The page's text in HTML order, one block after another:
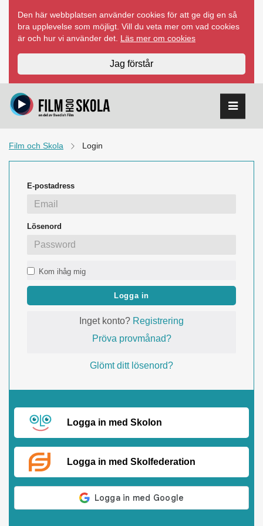
innehåll
Den här webbplatsen använder cookies för att ge dig en så
bra upplevelse som möjligt. Vill du veta mer om vad cookies
är och hur vi använder det. Läs mer om cookies
Jag förstår
Film och Skola Login
E-postadress
Lösenord
Kom ihåg mig
Logga in
Inget konto? Registrering
Pröva provmånad?
Glömt ditt lösenord?
Logga in med Skolon
Logga in med Skolfederation